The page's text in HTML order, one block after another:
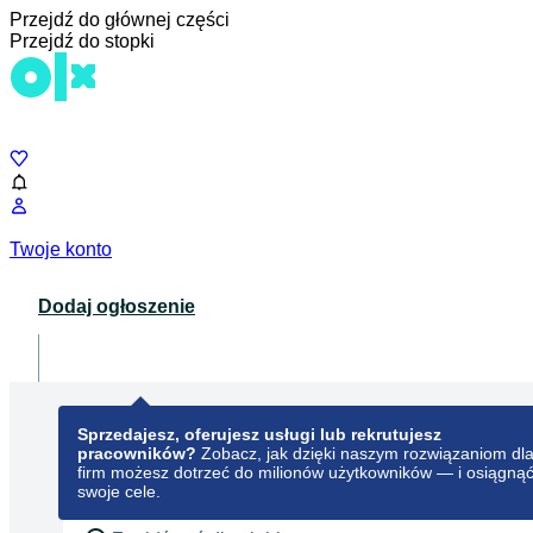
Przejdź do głównej części
Przejdź do stopki
Twoje konto
Dodaj ogłoszenie
Sprzedajesz, oferujesz usługi lub rekrutujesz
pracowników? Zobacz, jak dzięki naszym rozwiązaniom dla
firm możesz dotrzeć do milionów użytkowników — i osiągnąć
swoje cele.